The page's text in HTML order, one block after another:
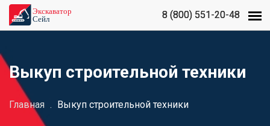
8 (800) 551-20-48
8 (800) 551-20-48
Выкуп строительной техники
Главная . Выкуп строительной техники